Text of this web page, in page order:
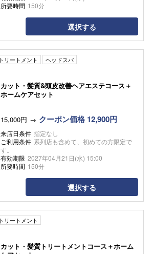
所要時間 150分
選択する
トリートメント ヘッドスパ
カット・髪質&頭皮改善ヘアエステコース＋
ホームケアセット
15,000円 クーポン価格 12,900円
来店日条件 指定なし
ご利用条件 系列店も含めて、初めての方限定で
す。
有効期限 2027年04月21日(水) 15:00
所要時間 150分
選択する
トリートメント
カット・髪質トリートメントコース＋ホーム